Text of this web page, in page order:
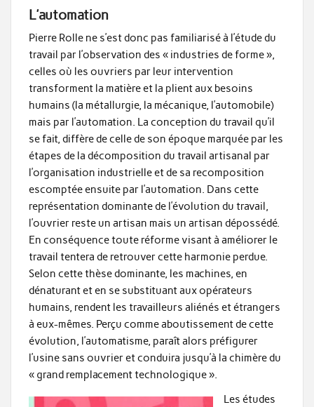
L’automation
Pierre Rolle ne s’est donc pas familiarisé à l’étude du
travail par l’observation des « industries de forme »,
celles où les ouvriers par leur intervention
transforment la matière et la plient aux besoins
humains (la métallurgie, la mécanique, l’automobile)
mais par l’automation. La conception du travail qu’il
se fait, diffère de celle de son époque marquée par les
étapes de la décomposition du travail artisanal par
l’organisation industrielle et de sa recomposition
escomptée ensuite par l’automation. Dans cette
représentation dominante de l’évolution du travail,
l’ouvrier reste un artisan mais un artisan dépossédé.
En conséquence toute réforme visant à améliorer le
travail tentera de retrouver cette harmonie perdue.
Selon cette thèse dominante, les machines, en
dénaturant et en se substituant aux opérateurs
humains, rendent les travailleurs aliénés et étrangers
à eux-mêmes. Perçu comme aboutissement de cette
évolution, l’automatisme, paraît alors préfigurer
l’usine sans ouvrier et conduira jusqu’à la chimère du
« grand remplacement technologique ».
Les études